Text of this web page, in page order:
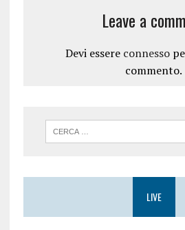
Leave a
Devi essere connesso
commento.
LIVE